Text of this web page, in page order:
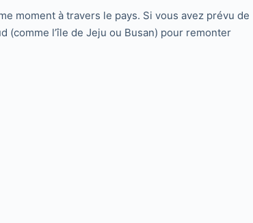
moment à travers le pays. Si vous avez prévu de
l’île de Jeju ou Busan) pour remonter